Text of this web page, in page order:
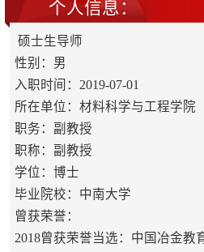
个人信息：
硕士生导师
性别：男
入职时间：2019-07-01
所在单位：材料科学与工程学院
职务：副教授
职称：副教授
学位：博士
毕业院校：中南大学
曾获荣誉：
2018曾获荣誉当选：中国冶金教